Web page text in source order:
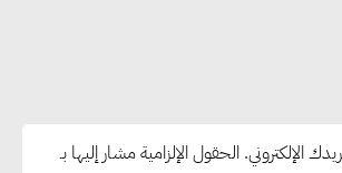
الإلكتروني. الحقول الإلزامية مشار إليها بـ